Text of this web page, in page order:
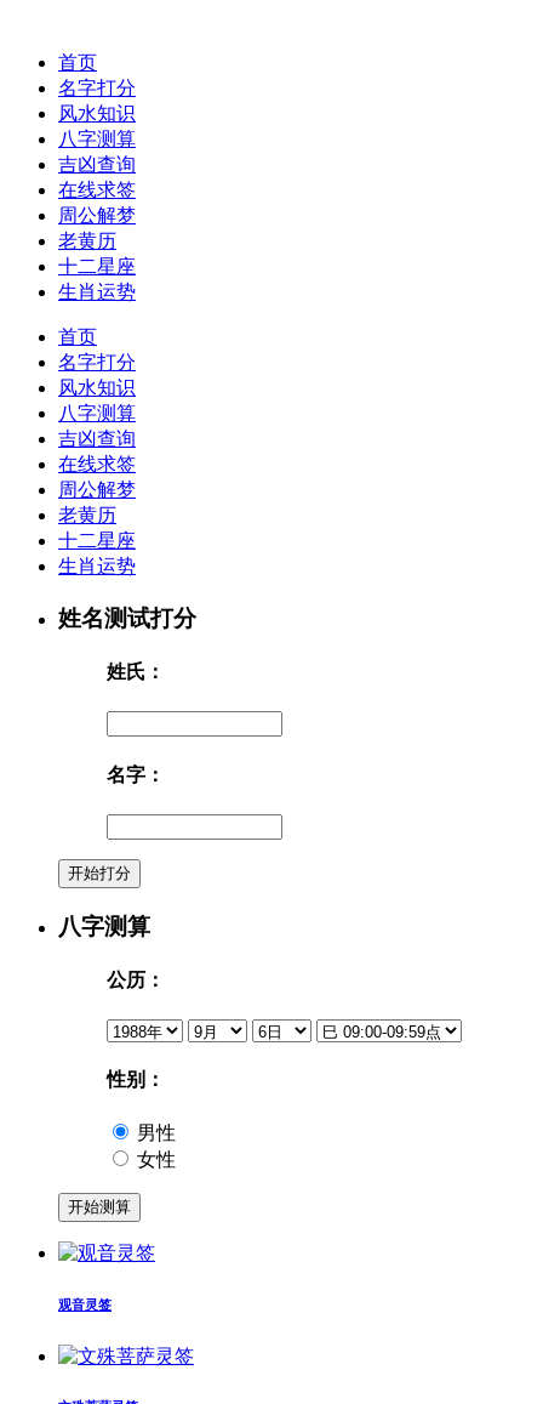
首页
名字打分
风水知识
八字测算
吉凶查询
在线求签
周公解梦
老黄历
十二星座
生肖运势
首页
名字打分
风水知识
八字测算
吉凶查询
在线求签
周公解梦
老黄历
十二星座
生肖运势
姓名测试打分
姓氏：
名字：
八字测算
公历：
性别：
男性
女性
观音灵签